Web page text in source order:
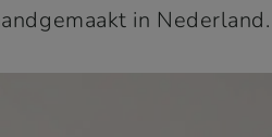
in Nederland.